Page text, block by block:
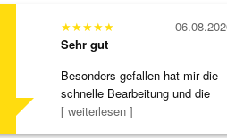
★★★★★
Sehr gut
Besonders gefallen hat mir die
schnelle Bearbeitung und die
Bearbeitun
[ weiterlesen ]